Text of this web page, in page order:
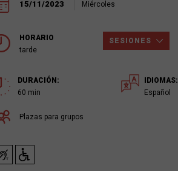
15/11/2023 Miércoles
HORARIO
tarde
SESIONES
DURACIÓN:
60 min
IDIOMAS:
Español
Plazas para grupos